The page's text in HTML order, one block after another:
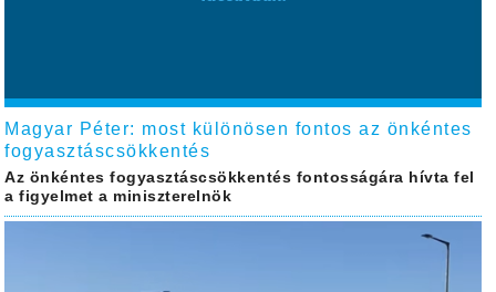
Magyar Péter: most különösen fontos az önkéntes
fogyasztáscsökkentés
Az önkéntes fogyasztáscsökkentés fontosságára hívta fel
a figyelmet a miniszterelnök